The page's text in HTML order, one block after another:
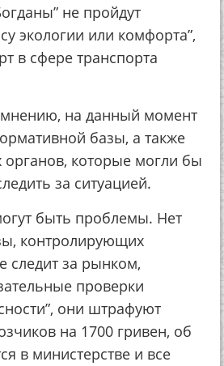
не пройдут
экологии или комфорта”,
в сфере транспорта
на данный момент
базы, а также
которые могли бы
за ситуацией.
быть проблемы. Нет
контролирующих
следит за рынком,
проверки
они штрафуют
на 1700 гривен, об
в министерстве и все